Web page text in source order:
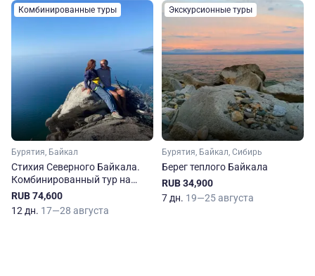
Комбинированные туры
Бурятия, Байкал
Стихия Северного Байкала.
Комбинированный тур на
катамаранах
RUB 74,600
12 дн. 17—28 августа
Экскурсионные туры
Бурятия, Байкал, Сибирь
Берег теплого Байкала
RUB 34,900
7 дн. 19—25 августа